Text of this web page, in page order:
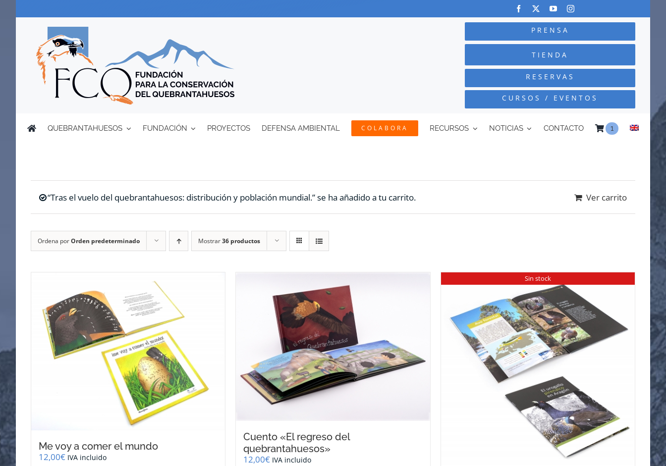
PRENSA
TIENDA
RESERVAS
CURSOS / EVENTOS
QUEBRANTAHUESOS FUNDACIÓN PROYECTOS DEFENSA AMBIENTAL COLABORA RECURSOS NOTICIAS CONTACTO 1
“Tras el vuelo del quebrantahuesos: distribución y población mundial.” se ha añadido a tu carrito. Ver carrito
Ordena porOrden predeterminado Mostrar36 productos
Me voy a comer el mundo
12,00€ IVA incluido
Cuento «El regreso del
quebrantahuesos»
12,00€ IVA incluido
Sin stock